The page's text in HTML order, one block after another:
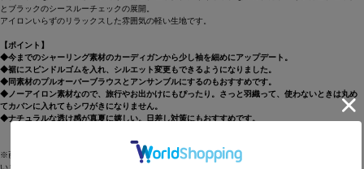
とブラックのシースルーチェックの展開。
アイロンいらずのリラックスした雰囲気の軽い生地です。
【ポイント】
◆今までのシャーリング素材のカーディガンから少し袖を細めにアップデート。
◆裾にスピンドルゴムを入れ、シルエット変更もできるようになりました。
◆同素材のプルオーバーブラウスとアンサンブルにするのもおすすめです。
◆ノーアイロン素材なので、旅行やお出かけにもぴったり。さっと羽織って、使わないときは丸め
てカバンに入れてもシワがきになりません。
◆ナチュラルな透け感が真夏に嬉しい。日差し対策にもおすすめです。
※画像の商品はサンプルです。実際の商品とは仕様・加工・サイズ・素材が若干異なる場合がござ
います。